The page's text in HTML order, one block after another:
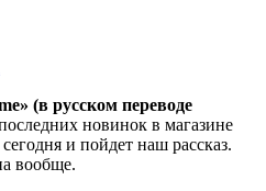
(в русском переводе
новинок в магазине
и пойдет наш рассказ.
вообще.